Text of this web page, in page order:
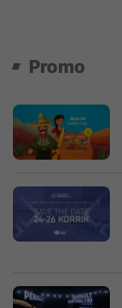
Promo